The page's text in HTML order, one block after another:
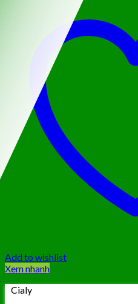
Add to wishlist
Xem nhanh
Cialy